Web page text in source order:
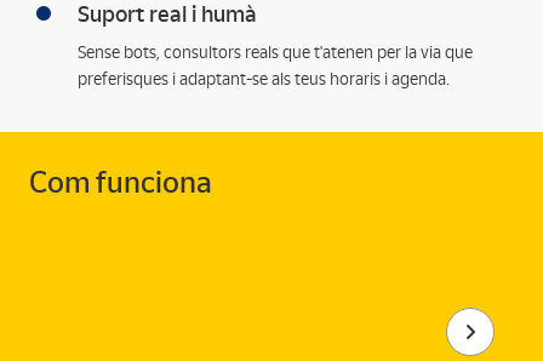
Suport real i humà
Sense bots, consultors reals que t'atenen per la via que
preferisques i adaptant-se als teus horaris i agenda.
Com funciona